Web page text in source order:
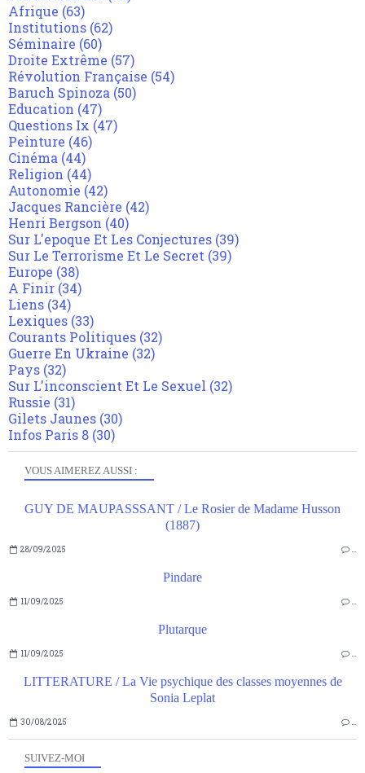
SUIVEZ-MOI
VOUS AIMEREZ AUSSI :
GUY DE MAUPASSSANT / Le Rosier de Madame Husson
(1887)
28/09/2025 …
Pindare
11/09/2025 …
Plutarque
11/09/2025 …
LITTERATURE / La Vie psychique des classes moyennes de
Sonia Leplat
30/08/2025 …
Afrique (63)
Institutions (62)
Séminaire (60)
Droite Extrême (57)
Révolution Française (54)
Baruch Spinoza (50)
Education (47)
Questions Ix (47)
Peinture (46)
Cinéma (44)
Religion (44)
Autonomie (42)
Jacques Rancière (42)
Henri Bergson (40)
Sur L'epoque Et Les Conjectures (39)
Sur Le Terrorisme Et Le Secret (39)
Europe (38)
A Finir (34)
Liens (34)
Lexiques (33)
Courants Politiques (32)
Guerre En Ukraine (32)
Pays (32)
Sur L'inconscient Et Le Sexuel (32)
Russie (31)
Gilets Jaunes (30)
Infos Paris 8 (30)